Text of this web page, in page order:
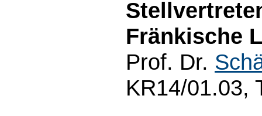
Fränkische
Prof. Dr.
KR14/01.03,